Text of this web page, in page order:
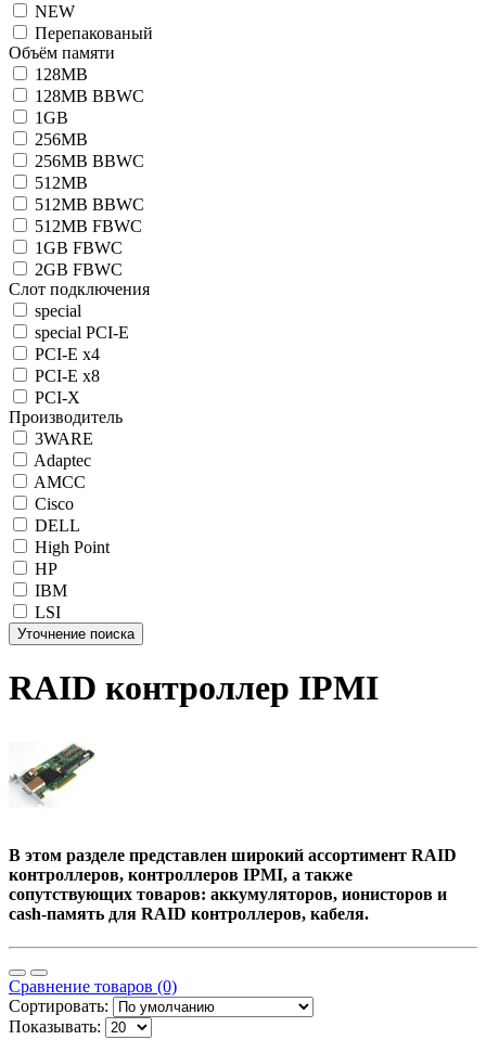
NEW
Перепакованый
Объём памяти
128MB
128MB BBWC
1GB
256MB
256MB BBWC
512MB
512MB BBWC
512MB FBWC
1GB FBWC
2GB FBWC
Слот подключения
special
special PCI-E
PCI-E x4
PCI-E x8
PCI-X
Производитель
3WARE
Adaptec
AMCC
Cisco
DELL
High Point
HP
IBM
LSI
Уточнение поиска
RAID контроллер IPMI
В этом разделе представлен широкий ассортимент RAID
контроллеров, контроллеров IPMI, а также
сопутствующих товаров: аккумуляторов, ионисторов и
cash-память для RAID контроллеров, кабеля.
Сравнение товаров (0)
Сортировать:
Показывать: